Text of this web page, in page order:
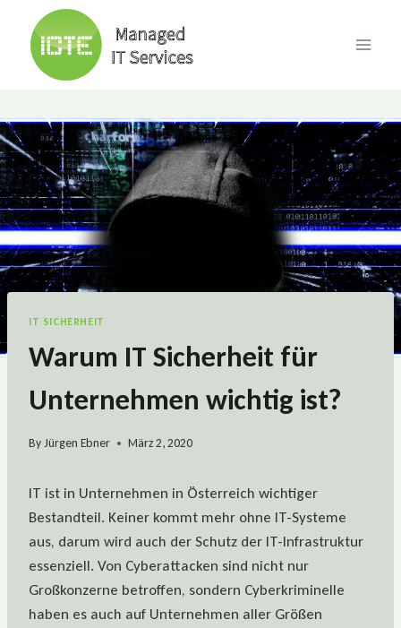
content
IT SICHERHEIT
Warum IT Sicherheit für
Unternehmen wichtig ist?
ByJürgen Ebner März 2, 2020
IT ist in Unternehmen in Österreich wichtiger
Bestandteil. Keiner kommt mehr ohne IT-Systeme
aus, darum wird auch der Schutz der IT-Infrastruktur
essenziell. Von Cyberattacken sind nicht nur
Großkonzerne betroffen, sondern Cyberkriminelle
haben es auch auf Unternehmen aller Größen